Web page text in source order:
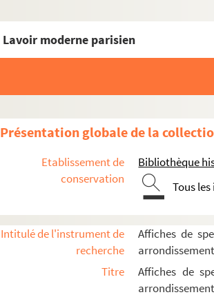
Lavoir moderne parisien
Présentation globale de la
Etablissement de
conservation
Bibliothèque
Tous
Intitulé de l'instrument de
recherche
Affiches de
Titre
Affiches de
Art et Action
Bal du Moulin Rouge
La Cigale
Cirque Médrano
Le Divan du monde
Dix-Huit Théâtre
Elysée-Montmartre
L'Etoile du Nord